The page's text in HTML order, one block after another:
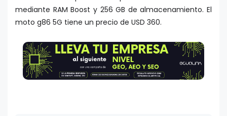
mediante RAM Boost y 256 GB de almacenamiento. El
moto g86 5G tiene un precio de USD 360.